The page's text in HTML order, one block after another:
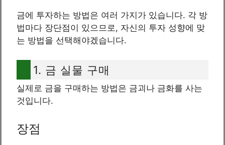
금에 투자하는 방법은 여러 가지가 있습니다. 각 방
법마다 장단점이 있으므로, 자신의 투자 성향에 맞
는 방법을 선택해야겠습니다.
1. 금 실물 구매
실제로 금을 구매하는 방법은 금괴나 금화를 사는
것입니다.
장점